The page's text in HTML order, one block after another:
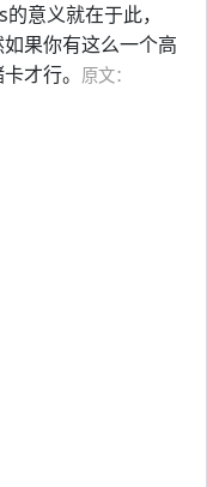
意义就在于此，
果你有这么一个高
才行。 原文：